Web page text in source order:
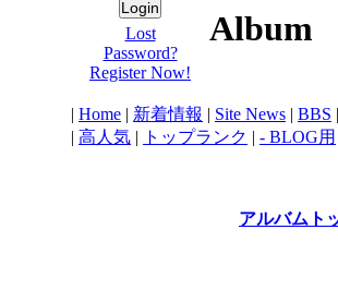
Lost
Password?
Register Now!
Album
| Home | 新着情報 | Site News | BBS |
| 高人気 | トップランク | - BLOG用
アルバムト